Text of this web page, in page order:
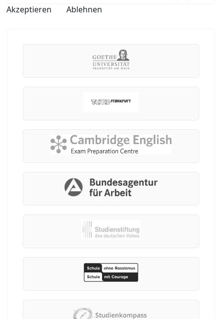
Akzeptieren
Ablehnen